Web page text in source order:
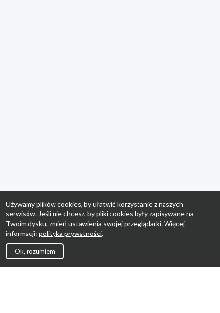
Używamy plików cookies, by ułatwić korzystanie z naszych
serwisów. Jeśli nie chcesz, by pliki cookies były zapisywane na
Twoim dysku, zmień ustawienia swojej przeglądarki. Więcej
informacji: polityka prywatności.
Ok, rozumiem